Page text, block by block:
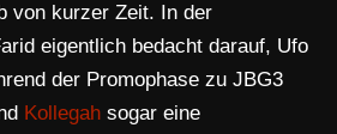
von kurzer Zeit. In der
eigentlich bedacht darauf, Ufo
der Promophase zu JBG3
Kollegah sogar eine